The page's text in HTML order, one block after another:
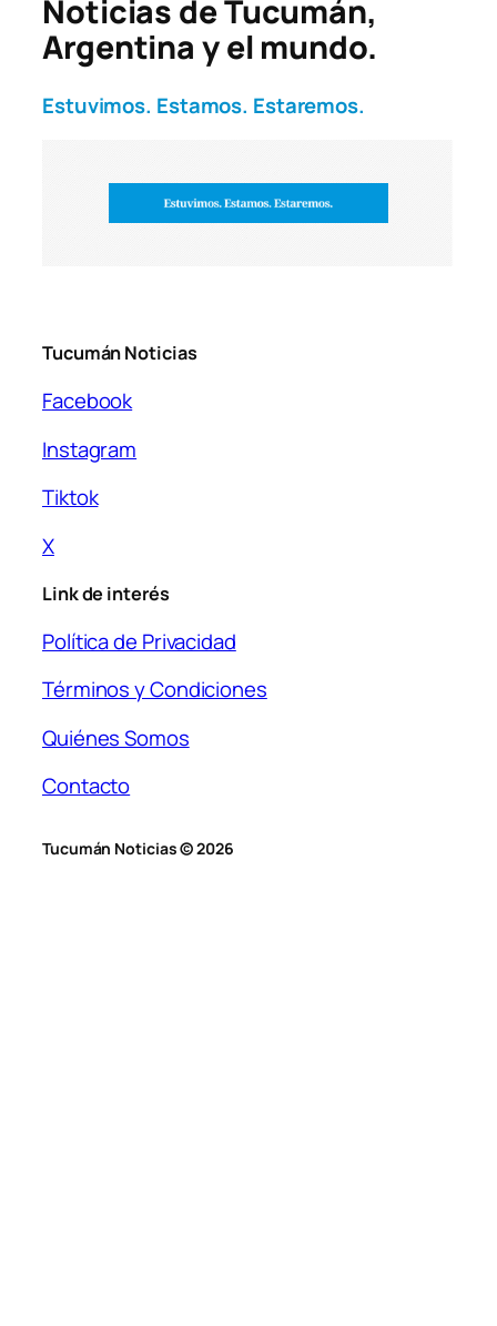
Noticias de Tucumán,
Argentina y el mundo.
Estuvimos. Estamos. Estaremos.
Tucumán Noticias
Facebook
Instagram
Tiktok
X
Link de interés
Política de Privacidad
Términos y Condiciones
Quiénes Somos
Contacto
Tucumán Noticias © 2026